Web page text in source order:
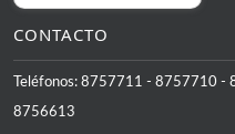
CONTACTO
Teléfonos: 8757711 - 8757710 -
8756613